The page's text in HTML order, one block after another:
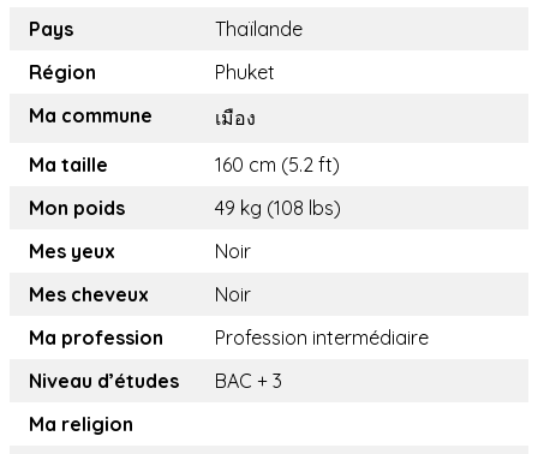
Pays
Thaïlande
Région
Phuket
Ma commune
เมือง
Ma taille
160 cm (5.2 ft)
Mon poids
49 kg (108 lbs)
Mes yeux
Noir
Mes cheveux
Noir
Ma profession
Profession intermédiaire
Niveau d’études
BAC + 3
Ma religion